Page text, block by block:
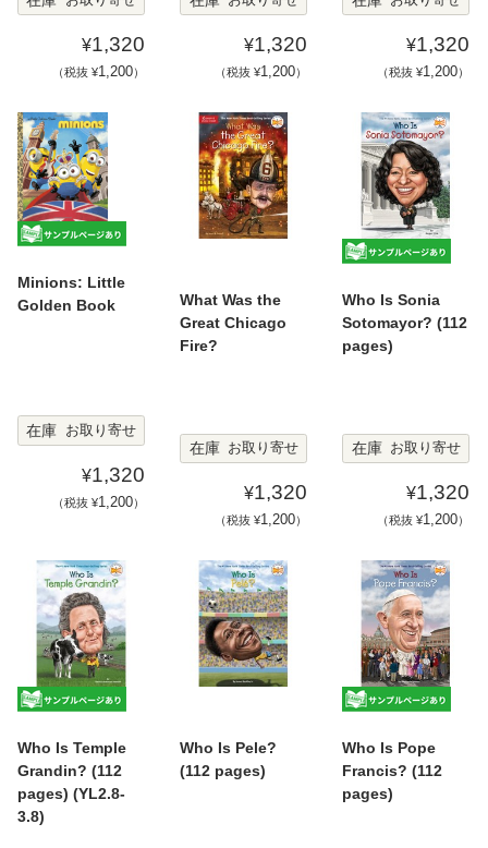
¥1,320
（税抜 ¥1,200）
¥1,320
（税抜 ¥1,200）
¥1,320
（税抜 ¥1,200）
Minions: Little
Golden Book
在庫 お取り寄せ
¥1,320
（税抜 ¥1,200）
What Was the
Great Chicago
Fire?
在庫 お取り寄せ
¥1,320
（税抜 ¥1,200）
Who Is Sonia
Sotomayor? (112
pages)
在庫 お取り寄せ
¥1,320
（税抜 ¥1,200）
Who Is Temple
Grandin? (112
pages) (YL2.8-
3.8)
Who Is Pele?
(112 pages)
Who Is Pope
Francis? (112
pages)